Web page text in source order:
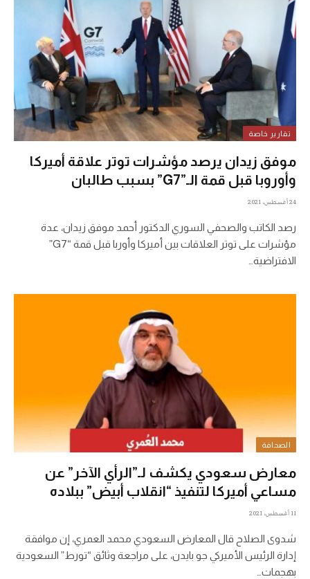
تقارير خاصة
موفق زيدان يرصد مؤشرات توتر علاقة أميركا
وأوروبا قبل قمة الـ”G7” بسبب طالبان
24 أغسطس، 2021
رصد الكاتب والصحفي السوري الدكتور أحمد موفق زيدان، عدة
مؤشرات على توتر العلاقات بين أميركا وأوربا قبل قمة “G7”
الافتراضية…
الصحافة
معارض سعودي يكشف لـ”الرأي الآخر” عن
مساعي أميركا لتنفيذ “انقلاب أبيض” ببلاده
11 أغسطس، 2021
شدوى الصلاح قال المعارض السعودي محمد العمري، إن موافقة
إدارة الرئيس الأميركي جو بايدن، على مراجعة وثائق “تورط” السعودية
بهجمات…